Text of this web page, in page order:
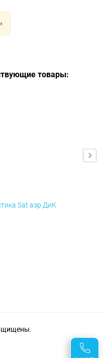
товары:
Sat аэр ДиК